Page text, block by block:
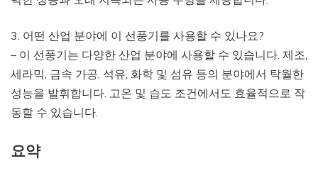
3. 어떤 산업 분야에 이 선풍기를 사용할 수 있나요?
– 이 선풍기는 다양한 산업 분야에 사용할 수 있습니다. 제조,
세라믹, 금속 가공, 석유, 화학 및 섬유 등의 분야에서 탁월한
성능을 발휘합니다. 고온 및 습도 조건에서도 효율적으로 작
동할 수 있습니다.
요약